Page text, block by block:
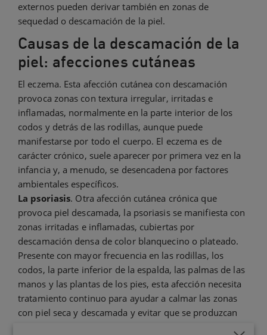
externos pueden derivar también en zonas de
sequedad o descamación de la piel.
Causas de la descamación de la
piel: afecciones cutáneas
El eczema. Esta afección cutánea con descamación
provoca zonas con textura irregular, irritadas e
inflamadas, normalmente en la parte interior de los
codos y detrás de las rodillas, aunque puede
manifestarse por todo el cuerpo. El eczema es de
carácter crónico, suele aparecer por primera vez en la
infancia y, a menudo, se desencadena por factores
ambientales específicos.
La psoriasis. Otra afección cutánea crónica que
provoca piel descamada, la psoriasis se manifiesta con
zonas irritadas e inflamadas, cubiertas por
descamación densa de color blanquecino o plateado.
Presente con mayor frecuencia en las rodillas, los
codos, la parte inferior de la espalda, las palmas de las
manos y las plantas de los pies, esta afección necesita
tratamiento continuo para ayudar a calmar las zonas
con piel seca y descamada y evitar que se produzcan